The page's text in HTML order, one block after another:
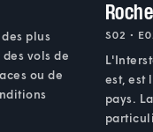
plus
vols de
ou de
S02 •
est, est
pays.